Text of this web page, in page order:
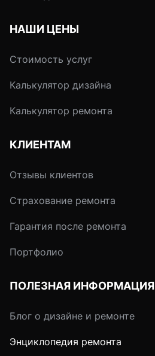
самобытность и право
НАШИ ЦЕНЫ
Стоимость услуг
Калькулятор дизайна
Калькулятор ремонта
КЛИЕНТАМ
Отзывы клиентов
Страхование ремонта
Гарантия после ремонта
Портфолио
ПОЛЕЗНАЯ ИНФОРМАЦИЯ
Блог о дизайне и ремонте
Энциклопедия ремонта